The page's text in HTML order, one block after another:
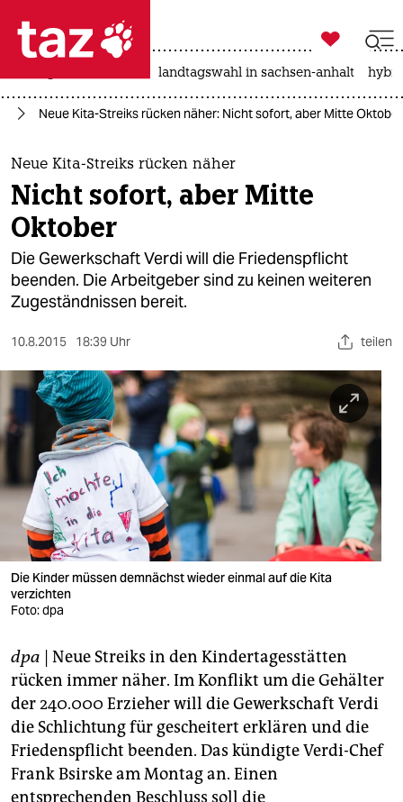
 taz zahl ich
taz zahl ich
themen
politik
öko
gesellschaft
sport
berlin
nord
wahrheit
verlag
verlag
veranstaltungen
fragen & hilfe
unterstützen
abo
genossenschaft

taz zahl ich
landtagswahl in sachsen-anhalt
Neue Kita-Streiks rücken näher: Nicht sofort, aber Mitte Oktober
Neue Kita-Streiks rücken näher
Nicht sofort, aber Mitte
Oktober
Die Gewerkschaft Verdi will die Friedenspflicht
beenden. Die Arbeitgeber sind zu keinen weiteren
Zugeständnissen bereit.
10.8.2015 18:39 Uhr teilen
Die Kinder müssen demnächst wieder einmal auf die Kita
verzichten
Foto: dpa
dpa | Neue Streiks in den Kindertagesstätten
rücken immer näher. Im Konflikt um die Gehälter
der 240.000 Erzieher will die Gewerkschaft Verdi
die Schlichtung für gescheitert erklären und die
Friedenspflicht beenden. Das kündigte Verdi-Chef
Frank Bsirske am Montag an. Einen
entsprechenden Beschluss soll die